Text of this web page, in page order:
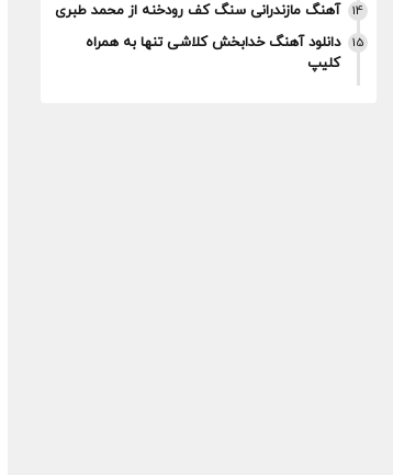
14 آهنگ مازندرانی سنگ کف رودخنه از محمد طبری
15
دانلود آهنگ خدابخش کلاشی تنها به همراه
کلیپ